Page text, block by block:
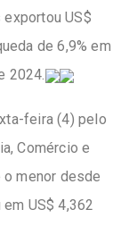
US$
de 6,9% em
2024.
feira (4) pelo
Comércio e
menor desde
US$ 4,362